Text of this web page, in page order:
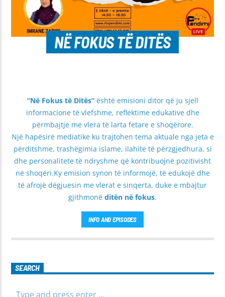
NË FOKUS TË DITËS
“Në Fokus të Ditës”është emisioni ditor që ju sjell
informacione të vlefshme, reflektime edukative dhe
përmbajtje me vlera të larta fetare e shoqërore.
Një hapësirë mediatike ku trajtohen tema aktuale nga jeta e
përditshme, trashëgimia islame, ilahite të përzgjedhura, si
dhe personalitete të ndryshme që kontribuojnë pozitivisht
në shoqëri.Ky emision synon të informojë, të edukojë dhe
të afrojë dëgjuesin me vlerat e sinqerta, duke e mbajtur
gjithmonë ditën në fokus.
INFO AND EPISODES
SEARCH